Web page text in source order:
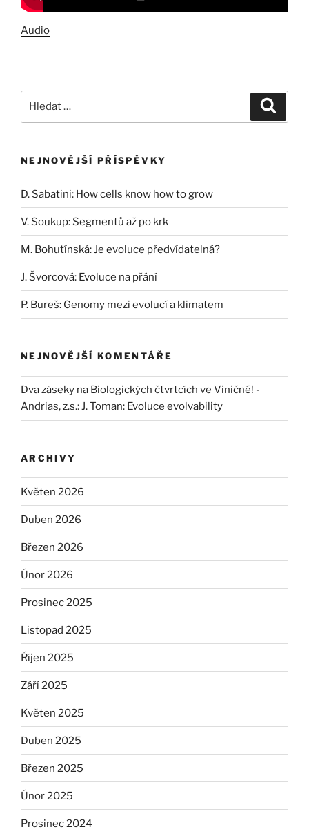
Audio
NEJNOVĚJŠÍ PŘÍSPĚVKY
D. Sabatini: How cells know how to grow
V. Soukup: Segmentů až po krk
M. Bohutínská: Je evoluce předvídatelná?
J. Švorcová: Evoluce na přání
P. Bureš: Genomy mezi evolucí a klimatem
NEJNOVĚJŠÍ KOMENTÁŘE
Dva záseky na Biologických čtvrtcích ve Viničné! -
Andrias, z.s.:J. Toman: Evoluce evolvability
ARCHIVY
Květen 2026
Duben 2026
Březen 2026
Únor 2026
Prosinec 2025
Listopad 2025
Říjen 2025
Září 2025
Květen 2025
Duben 2025
Březen 2025
Únor 2025
Prosinec 2024